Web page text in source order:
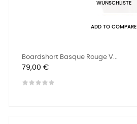
WUNSCHLISTE
ADD TO COMPARE
Boardshort Basque Rouge V...
Preis
79,00 €